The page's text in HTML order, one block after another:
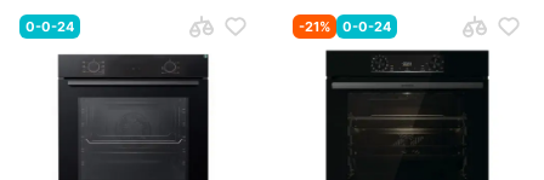
0-0-24 -21% 0-0-24